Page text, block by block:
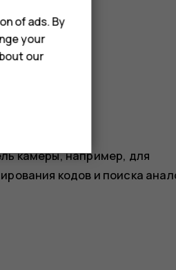
камеры, например, для
кодов и поиска
of ads. By
your
our